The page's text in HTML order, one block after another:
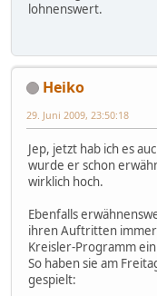
lohnenswert.
Heiko
29. Juni 2009, 23:50:18
Jep, jetzt hab ich es
wurde er schon
wirklich hoch.
Ebenfalls
ihren Auftritten
Kreisler-Programm
So haben sie am
gespielt: